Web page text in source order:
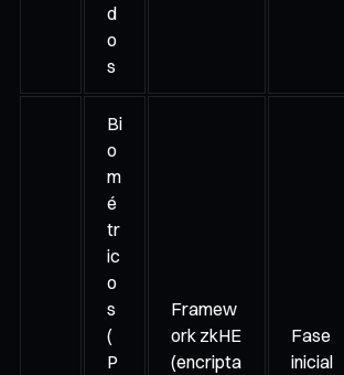
d
o
s
Bi
o
m
é
tr
ic
o
s
(
P
Framew
ork zkHE
(encripta
Fase
inicial